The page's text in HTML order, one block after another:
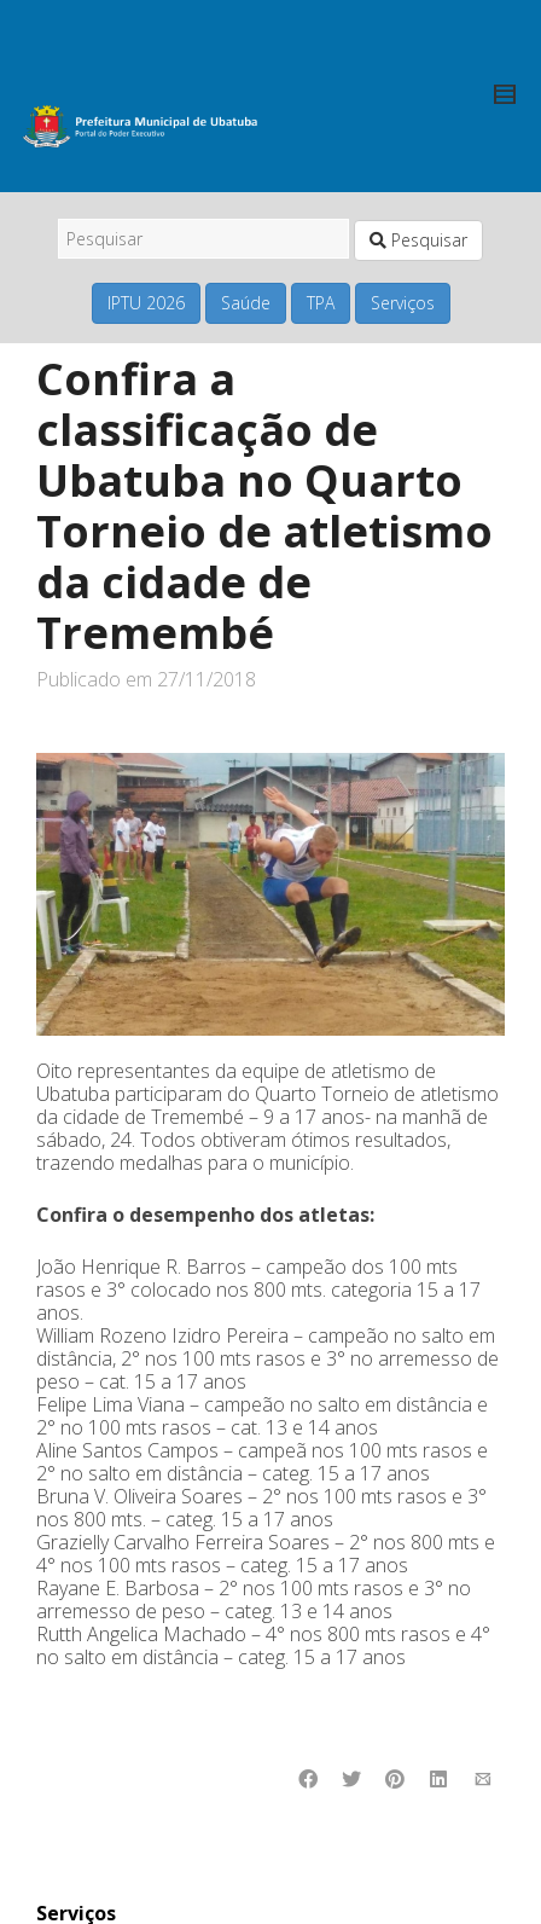
Pesquisar
IPTU 2026 Saúde TPA Serviços
Confira a
classificação de
Ubatuba no Quarto
Torneio de atletismo
da cidade de
Tremembé
Publicado em 27/11/2018
Oito representantes da equipe de atletismo de
Ubatuba participaram do Quarto Torneio de atletismo
da cidade de Tremembé – 9 a 17 anos- na manhã de
sábado, 24. Todos obtiveram ótimos resultados,
trazendo medalhas para o município.
Confira o desempenho dos atletas:
João Henrique R. Barros – campeão dos 100 mts
rasos e 3° colocado nos 800 mts. categoria 15 a 17
anos.
William Rozeno Izidro Pereira – campeão no salto em
distância, 2° nos 100 mts rasos e 3° no arremesso de
peso – cat. 15 a 17 anos
Felipe Lima Viana – campeão no salto em distância e
2° no 100 mts rasos – cat. 13 e 14 anos
Aline Santos Campos – campeã nos 100 mts rasos e
2° no salto em distância – categ. 15 a 17 anos
Bruna V. Oliveira Soares – 2° nos 100 mts rasos e 3°
nos 800 mts. – categ. 15 a 17 anos
Grazielly Carvalho Ferreira Soares – 2° nos 800 mts e
4° nos 100 mts rasos – categ. 15 a 17 anos
Rayane E. Barbosa – 2° nos 100 mts rasos e 3° no
arremesso de peso – categ. 13 e 14 anos
Rutth Angelica Machado – 4° nos 800 mts rasos e 4°
no salto em distância – categ. 15 a 17 anos
Serviços